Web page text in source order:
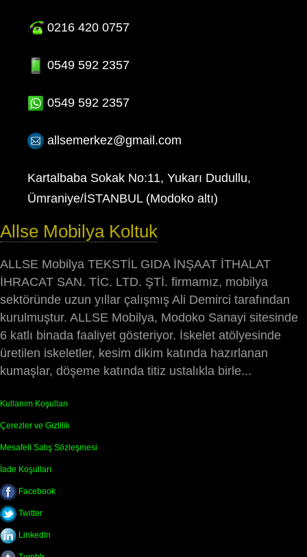
0216 420 0757
0549 592 2357
0549 592 2357
allsemerkez@gmail.com
Kartalbaba Sokak No:11, Yukarı Dudullu,
Ümraniye/İSTANBUL (Modoko altı)
Allse Mobilya Koltuk
ALLSE Mobilya TEKSTİL GIDA İNŞAAT İTHALAT
İHRACAT SAN. TİC. LTD. ŞTİ. firmamız, mobilya
sektöründe uzun yıllar çalışmış Ali Demirci tarafından
kurulmuştur. ALLSE Mobilya, Modoko Sanayi sitesinde
6 katlı binada faaliyet gösteriyor. İskelet atölyesinde
üretilen iskeletler, kesim dikim katında hazırlanan
kumaşlar, döşeme katında titiz ustalıkla birle...
Kullanım Koşulları
Çerezler ve Gizlilik
Mesafeli Satış Sözleşmesi
İade Koşulları
Facebook
Twitter
LinkedIn